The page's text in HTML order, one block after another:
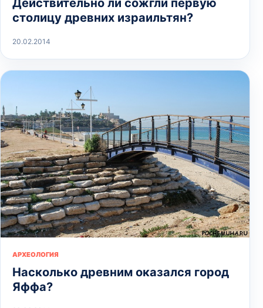
столицу древних израильтян?
20.02.2014
АРХЕОЛОГИЯ
Насколько древним оказался город
Яффа?